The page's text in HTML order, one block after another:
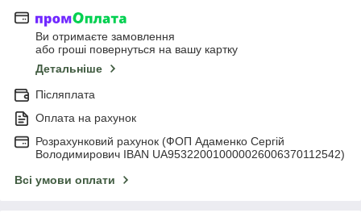
Ви отримаєте замовлення
або гроші повернуться на вашу картку
Детальніше
Післяплата
Оплата на рахунок
Розрахунковий рахунок (ФОП Адаменко Сергій
Володимирович IBAN UA953220010000026006370112542)
Всі умови оплати